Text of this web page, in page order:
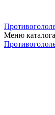
Меню каталога